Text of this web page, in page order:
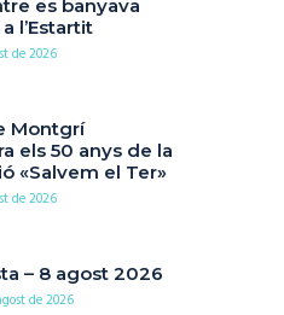
es banyava
l’Estartit
de 2026
Montgrí
els 50 anys de la
«Salvem el Ter»
de 2026
– 8 agost 2026
de 2026